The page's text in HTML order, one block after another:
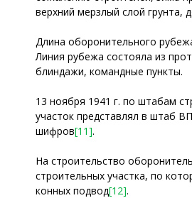
верхний мерзлый слой
Длина оборонительного
Линия рубежа состояла из
блиндажи, командные пункты.
13 ноября 1941 г. по штабам
участок представлял в штаб
шифров[11].
На строительство
строительных участка, по
конных подвод[12].